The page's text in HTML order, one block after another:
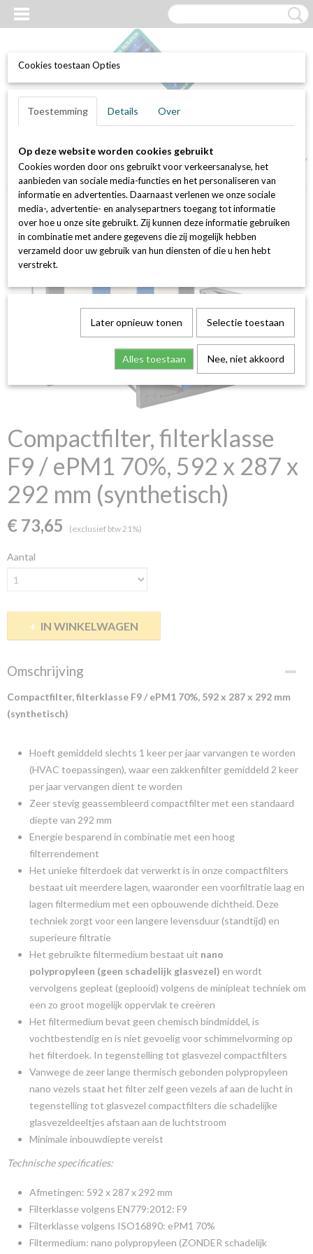
Inloggen Registreren
Home > Luchtfilters Compactfilters
Compactfilter, filterklasse F9 /
ePM1 70%, 592 x 287 x 292 mm (synthetisch)
Compactfilter, filterklasse
F9 / ePM1 70%, 592 x 287 x
292 mm (synthetisch)
€ 73,65 (exclusief btw 21%)
Aantal
IN WINKELWAGEN
Omschrijving
Compactfilter, filterklasse F9 / ePM1 70%, 592 x 287 x 292 mm
(synthetisch)
Hoeft gemiddeld slechts 1 keer per jaar varvangen te worden
(HVAC toepassingen), waar een zakkenfilter gemiddeld 2 keer
per jaar vervangen dient te worden
Zeer stevig geassembleerd compactfilter met een standaard
diepte van 292 mm
Energie besparend in combinatie met een hoog
filterrendement
Het unieke filterdoek dat verwerkt is in onze compactfilters
bestaat uit meerdere lagen, waaronder een voorfiltratie laag en
lagen filtermedium met een opbouwende dichtheid. Deze
techniek zorgt voor een langere levensduur (standtijd) en
superieure filtratie
Het gebruikte filtermedium bestaat uit nano
polypropyleen (geen schadelijk glasvezel) en wordt
vervolgens gepleat (geplooid) volgens de minipleat techniek om
een zo groot mogelijk oppervlak te creëren
Het filtermedium bevat geen chemisch bindmiddel, is
vochtbestendig en is niet gevoelig voor schimmelvorming op
het filterdoek. In tegenstelling tot glasvezel compactfilters
Vanwege de zeer lange thermisch gebonden polypropyleen
nano vezels staat het filter zelf geen vezels af aan de lucht in
tegenstelling tot glasvezel compactfilters die schadelijke
glasvezeldeeltjes afstaan aan de luchtstroom
Minimale inbouwdiepte vereist
Technische specificaties:
Afmetingen: 592 x 287 x 292 mm
Filterklasse volgens EN779:2012: F9
Filterklasse volgens ISO16890: ePM1 70%
Filtermedium: nano polypropyleen (ZONDER schadelijk
Cookies toestaan Opties
Toestemming Details Over
Op deze website worden cookies gebruikt
Cookies worden door ons gebruikt voor verkeersanalyse, het
aanbieden van sociale media-functies en het personaliseren van
informatie en advertenties. Daarnaast verlenen we onze sociale
media-, advertentie- en analysepartners toegang tot informatie
over hoe u onze site gebruikt. Zij kunnen deze informatie gebruiken
in combinatie met andere gegevens die zij mogelijk hebben
verzameld door uw gebruik van hun diensten of die u hen hebt
verstrekt.
Later opnieuw tonen Selectie toestaan
Alles toestaan Nee, niet akkoord